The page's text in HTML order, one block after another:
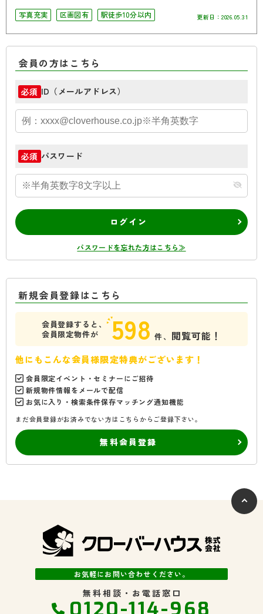
写真充実
区画図有 駅徒歩10分以内 更新日： 2026.05.31
会員の方はこちら
必須 ID（メールアドレス）
必須 パスワード
ログイン
パスワードを忘れた方はこちら≫
新規会員登録はこちら
会員登録すると、
会員限定物件が
598 件、 閲覧可能！
他にもこんな会員様限定特典がございます！
会員限定イベント・セミナーにご招待
新規物件情報をメールで配信
お気に入り・検索条件保存マッチング通知機能
まだ会員登録がお済みでない方はこちらからご登録下さい。
無料会員登録
お気軽にお問い合わせください。
無料相談・お電話窓口